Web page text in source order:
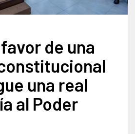
de una
una real
al Poder